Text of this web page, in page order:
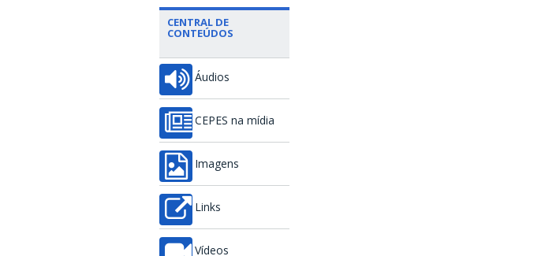
CENTRAL DE
CONTEÚDOS
Áudios
CEPES na mídia
Imagens
Links
Vídeos